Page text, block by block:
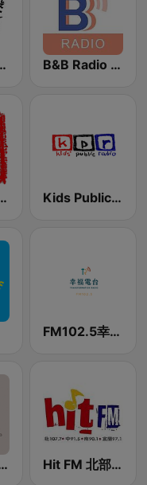
大之聲 B&B Radio 幫幫廣播網
- Lullaby Kids Public Radio
FM102.5幸福廣播電台
1026 AM Hit FM 北部 107.7